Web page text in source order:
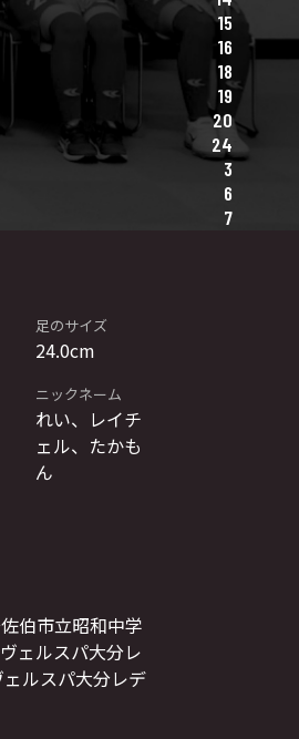
15
16
18
19
20
24
3
6
7
足のサイズ
24.0cm
ニックネーム
れい、レイチ
ェル、たかも
ん
伯市立昭和中学
ェルスパ大分レ
ルスパ大分レデ